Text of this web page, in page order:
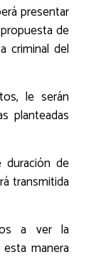
presentar
de
criminal del
le serán
planteadas
duración de
transmitida
a ver la
manera